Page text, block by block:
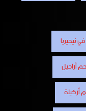
أراجيل
أركيلة